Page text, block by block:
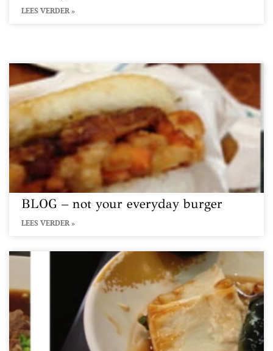
LEES VERDER »
BLOG – not your everyday burger
LEES VERDER »